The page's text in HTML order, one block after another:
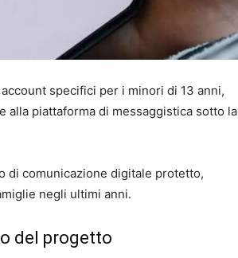
specifici per i minori di 13 anni,
alla piattaforma di messaggistica sotto la
di comunicazione digitale protetto,
negli ultimi anni.
del progetto